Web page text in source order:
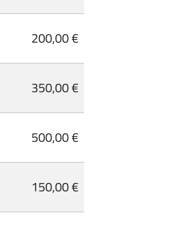
200,00 €
350,00 €
500,00 €
150,00 €